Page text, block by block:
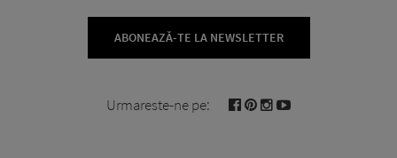
ABONEAZĂ-TE LA NEWSLETTER
Urmareste-ne pe: